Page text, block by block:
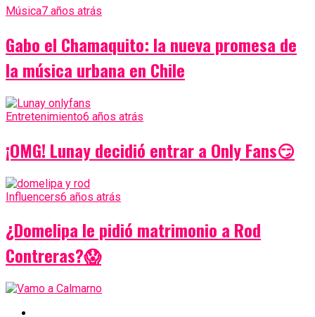
Música7 años atrás
Gabo el Chamaquito: la nueva promesa de
la música urbana en Chile
Entretenimiento6 años atrás
¡OMG! Lunay decidió entrar a Only Fans😏
Influencers6 años atrás
¿Domelipa le pidió matrimonio a Rod
Contreras?😱